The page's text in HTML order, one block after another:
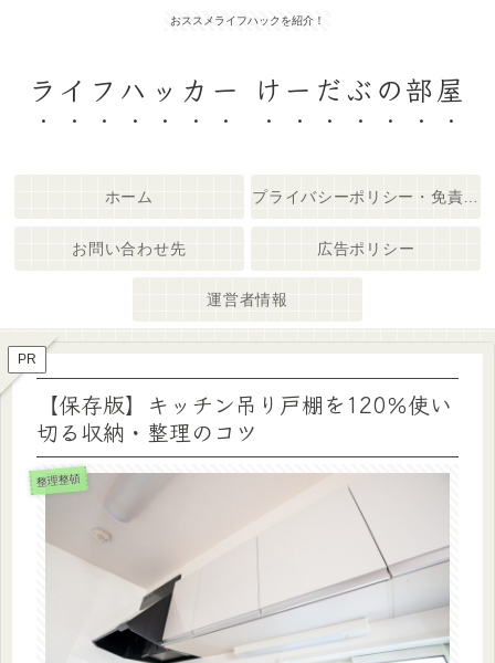
おススメライフハックを紹介！
ライフハッカー けーだぶの部屋
ホーム
お問い合わせ先 広告ポリシー
運営者情報
PR
【保存版】キッチン吊り戸棚を120％使い
切る収納・整理のコツ
整理整頓